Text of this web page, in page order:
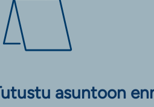
asuntoon